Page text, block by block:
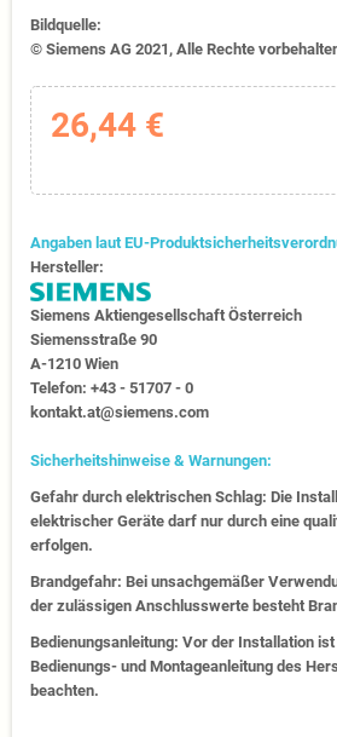
Bildquelle:
© Siemens AG 2021, Alle Rechte
26,44 €
Angaben laut EU-
Hersteller:
Siemens Aktiengesellschaft Österreich
Siemensstraße 90
A-1210 Wien
Telefon: +43 - 51707 - 0
kontakt.at@siemens.com
Sicherheitshinweise & Warnungen:
Gefahr durch elektrischen Schlag: Die
elektrischer Geräte darf nur durch eine
erfolgen.
Brandgefahr: Bei unsachgemäßer
der zulässigen Anschlusswerte besteht
Bedienungsanleitung: Vor der Installation
Bedienungs- und Montageanleitung des
beachten.